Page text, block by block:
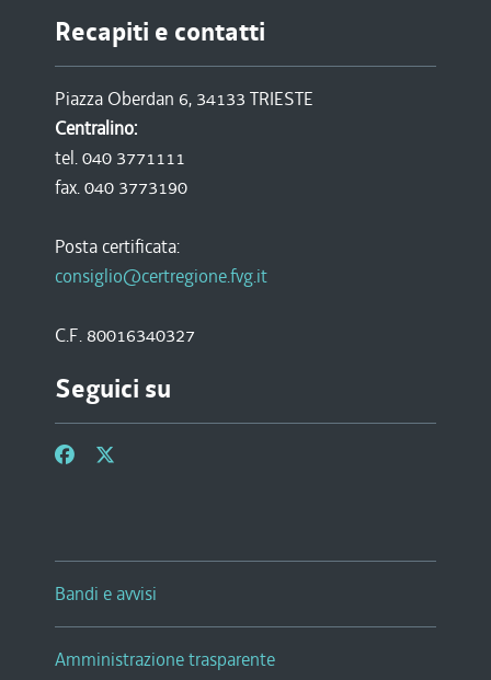
Recapiti e contatti
Piazza Oberdan 6, 34133 TRIESTE
Centralino:
tel. 040 3771111
fax. 040 3773190
Posta certificata:
consiglio@certregione.fvg.it
C.F. 80016340327
Seguici su
Bandi e avvisi
Amministrazione trasparente